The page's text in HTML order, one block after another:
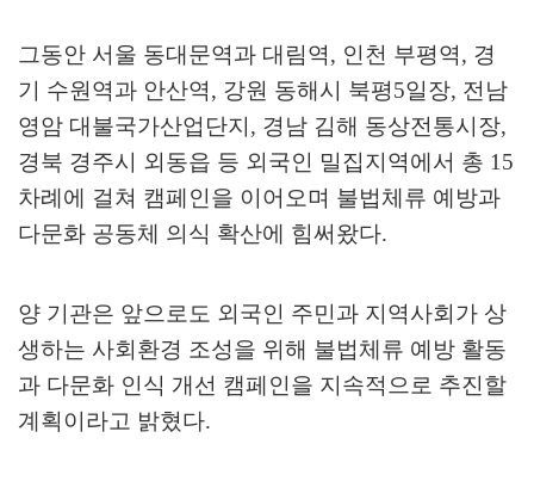
그동안 서울 동대문역과 대림역, 인천 부평역, 경
기 수원역과 안산역, 강원 동해시 북평5일장, 전남
영암 대불국가산업단지 , 경남 김해 동상전통시장,
경북 경주시 외동읍 등 외국인 밀집지역에서 총 15
차례에 걸쳐 캠페인을 이어오며 불법체류 예방과
다문화 공동체 의식 확산에 힘써왔다.
양 기관은 앞으로도 외국인 주민과 지역사회가 상
생하는 사회환경 조성을 위해 불법체류 예방 활동
과 다문화 인식 개선 캠페인을 지속적으로 추진할
계획이라고 밝혔다.